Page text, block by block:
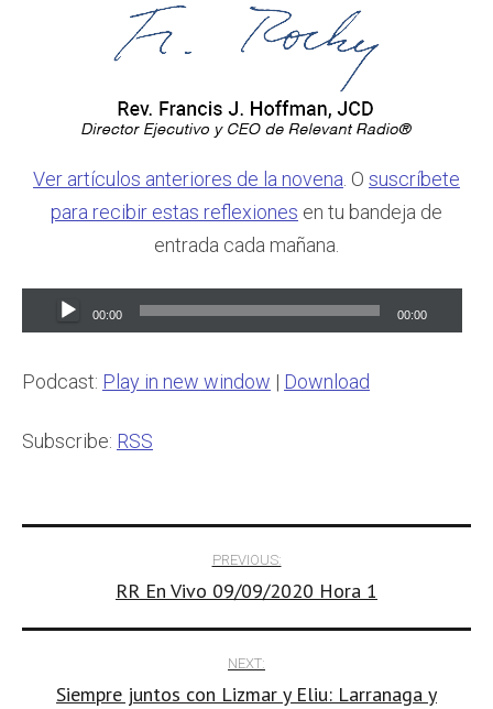
Ver artículos anteriores de la novena . O suscríbete
para recibir estas reflexiones en tu bandeja de
entrada cada mañana.
Audio
Player
00:00 00:00
Podcast: Play in new window | Download
Subscribe: RSS
navigation
PREVIOUS:
RR En Vivo 09/09/2020 Hora 1
NEXT:
Siempre juntos con Lizmar y Eliu: Larranaga y